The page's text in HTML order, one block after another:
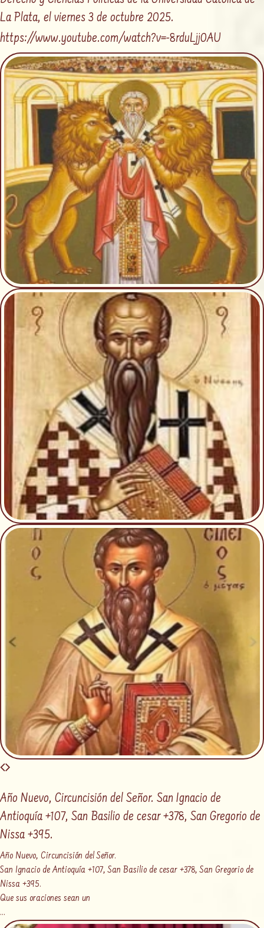
La Plata, el viernes 3 de octubre 2025.
https://www.youtube.com/watch?v=-8rduLjj0AU
Año Nuevo, Circuncisión del Señor. San Ignacio de
Antioquía +107, San Basilio de cesar +378, San Gregorio de
Nissa +395.
Año Nuevo, Circuncisión del Señor.
San Ignacio de Antioquía +107, San Basilio de cesar +378, San Gregorio de
Nissa +395.
Que sus oraciones sean un
...